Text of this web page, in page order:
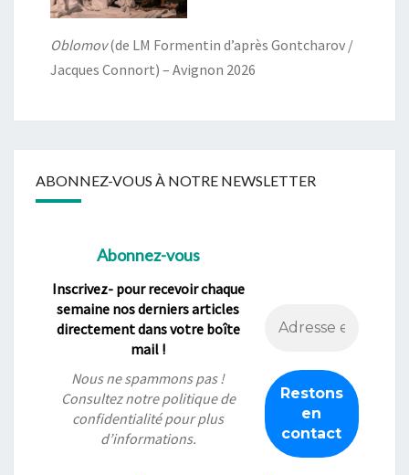
Oblomov(de LM Formentin d’après Gontcharov /
Jacques Connort) – Avignon 2026
ABONNEZ-VOUS À NOTRE NEWSLETTER
Abonnez-vous
Inscrivez- pour recevoir chaque
semaine nos derniers articles
directement dans votre boîte
mail !
Nous ne spammons pas !
Consultez notrepolitique de
confidentialitépour plus
d’informations.